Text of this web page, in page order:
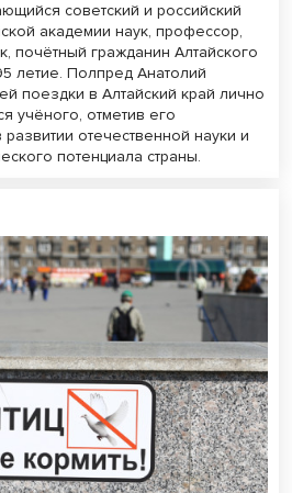
советский и российский
академии наук, профессор,
почётный гражданин Алтайского
летие. Полпред Анатолий
поездки в Алтайский край лично
учёного, отметив его
отечественной науки и
потенциала страны.